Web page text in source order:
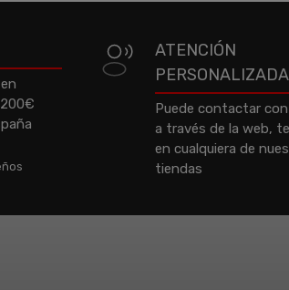
ATENCIÓN
PERSONALIZADA
Puede contactar
a través de la web,
en cualquiera de
tiendas